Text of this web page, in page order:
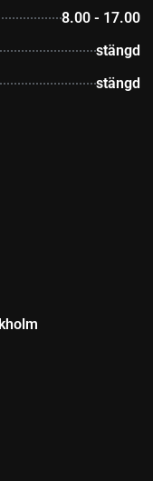
8.00 - 17.00
stängd
stängd